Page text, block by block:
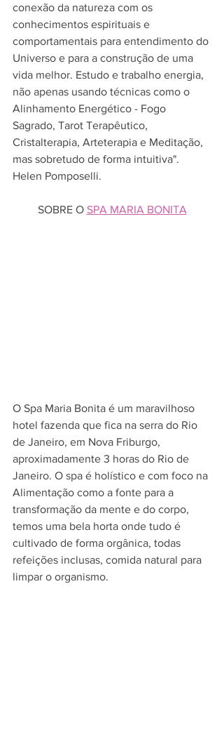
conexão da natureza com os
conhecimentos espirituais e
comportamentais para entendimento do
Universo e para a construção de uma
vida melhor. Estudo e trabalho energia,
não apenas usando técnicas como o
Alinhamento Energético - Fogo
Sagrado, Tarot Terapêutico,
Cristalterapia, Arteterapia e Meditação,
mas sobretudo de forma intuitiva".
Helen Pomposelli.
SOBRE O SPA MARIA BONITA
O Spa Maria Bonita é um maravilhoso
hotel fazenda que fica na serra do Rio
de Janeiro, em Nova Friburgo,
aproximadamente 3 horas do Rio de
Janeiro. O spa é holístico e com foco na
Alimentação como a fonte para a
transformação da mente e do corpo,
temos uma bela horta onde tudo é
cultivado de forma orgânica, todas
refeições inclusas, comida natural para
limpar o organismo.